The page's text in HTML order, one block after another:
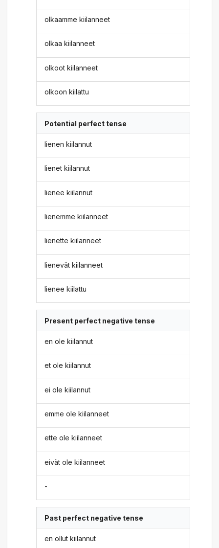
olkaamme kiilanneet
olkaa kiilanneet
olkoot kiilanneet
olkoon kiilattu
Potential perfect tense
lienen kiilannut
lienet kiilannut
lienee kiilannut
lienemme kiilanneet
lienette kiilanneet
lienevät kiilanneet
lienee kiilattu
Present perfect negative tense
en ole kiilannut
et ole kiilannut
ei ole kiilannut
emme ole kiilanneet
ette ole kiilanneet
eivät ole kiilanneet
-
Past perfect negative tense
en ollut kiilannut